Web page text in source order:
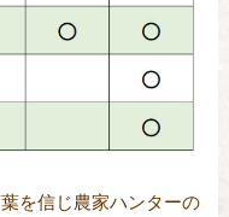
を信じ農家ハンターの